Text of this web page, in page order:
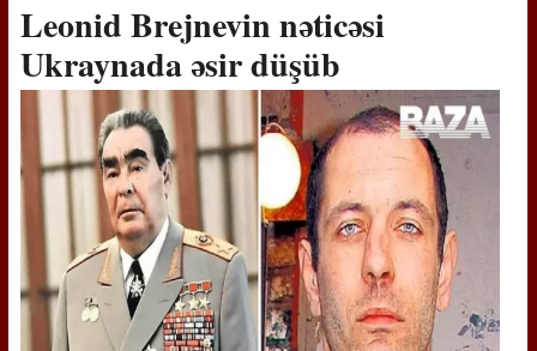
Leonid Brejnevin nəticəsi
Ukraynada əsir düşüb